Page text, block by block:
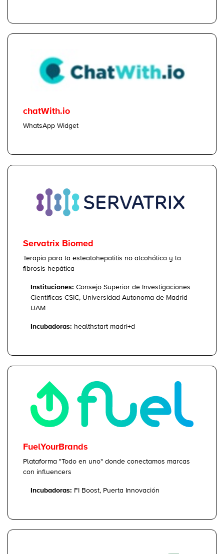
chatWith.io
WhatsApp Widget
Servatrix Biomed
Terapia para la esteatohepatitis no alcohólica y la
fibrosis hepática
Instituciones: Consejo Superior de Investigaciones
Cientificas CSIC, Universidad Autonoma de Madrid
UAM
Incubadoras: healthstart madri+d
FuelYourBrands
Plataforma "Todo en uno" donde conectamos marcas
con influencers
Incubadoras: FI Boost, Puerta Innovación